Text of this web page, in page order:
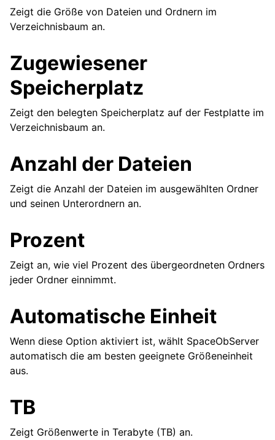
Zeigt die Größe von Dateien und Ordnern im
Verzeichnisbaum an.
Zugewiesener
Speicherplatz
Zeigt den belegten Speicherplatz auf der Festplatte im
Verzeichnisbaum an.
Anzahl der Dateien
Zeigt die Anzahl der Dateien im ausgewählten Ordner
und seinen Unterordnern an.
Prozent
Zeigt an, wie viel Prozent des übergeordneten Ordners
jeder Ordner einnimmt.
Automatische Einheit
Wenn diese Option aktiviert ist, wählt SpaceObServer
automatisch die am besten geeignete Größeneinheit
aus.
TB
Zeigt Größenwerte in Terabyte (TB) an.